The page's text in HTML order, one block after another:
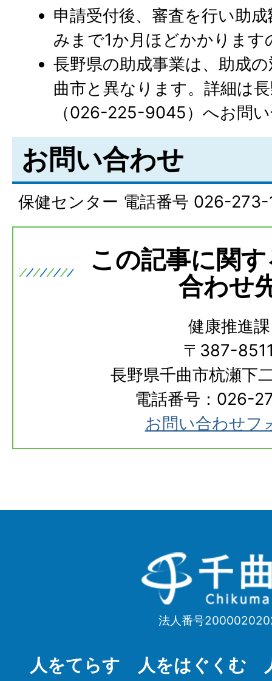
申請受付後、審査を行い助
みまで1か月ほどかかりま
長野県の助成事業は、助成
曲市と異なります。詳細は
（026-225-9045）へお問
お問い合わせ
保健センター 電話番号 026-273-
この記事に関
合わせ
健康推進課
〒387-
長野県千曲市杭瀬下
電話番号：026-
お問い合わせフ
千
曲
Chikuma
法人番号
人をてらす 人をはぐくむ